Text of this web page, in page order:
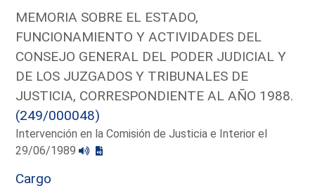
MEMORIA SOBRE EL ESTADO,
FUNCIONAMIENTO Y ACTIVIDADES DEL
CONSEJO GENERAL DEL PODER JUDICIAL Y
DE LOS JUZGADOS Y TRIBUNALES DE
JUSTICIA, CORRESPONDIENTE AL AÑO 1988.
(249/000048)
Intervención en la Comisión de Justicia e Interior el
29/06/1989
Cargo